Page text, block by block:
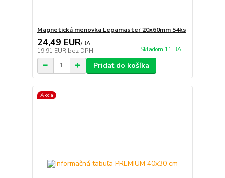
Magnetická menovka Legamaster 20x60mm 54ks
24,49 EUR/BAL.
19,91 EUR bez DPH Skladom 11 BAL.
Pridať do košíka
Akcia